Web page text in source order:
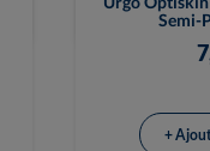
Semi-
+